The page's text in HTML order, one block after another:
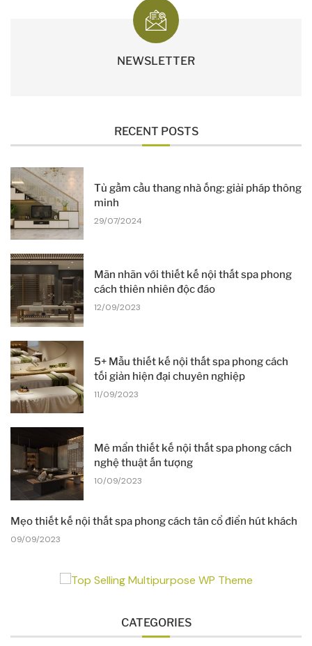
NEWSLETTER
RECENT POSTS
Tủ gầm cầu thang nhà ống: giải pháp thông
minh
29/07/2024
Mãn nhãn với thiết kế nội thất spa phong
cách thiên nhiên độc đáo
12/09/2023
5+ Mẫu thiết kế nội thất spa phong cách
tối giản hiện đại chuyên nghiệp
11/09/2023
Mê mẩn thiết kế nội thất spa phong cách
nghệ thuật ấn tượng
10/09/2023
Mẹo thiết kế nội thất spa phong cách tân cổ điển hút khách
09/09/2023
CATEGORIES